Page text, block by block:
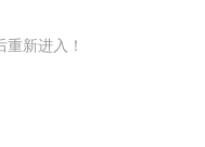
新进入！